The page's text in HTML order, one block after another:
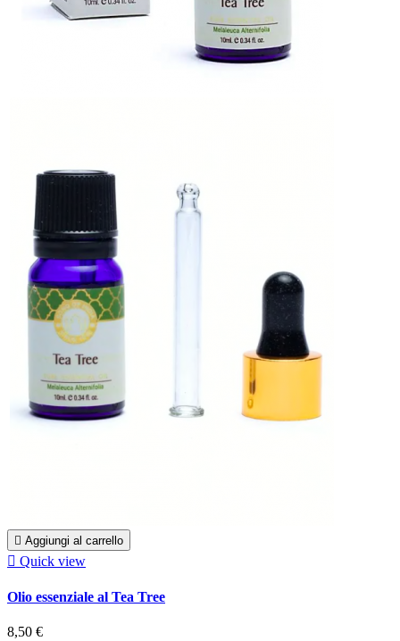
 Aggiungi al carrello
 Quick view
Olio essenziale al Tea Tree
8,50 €